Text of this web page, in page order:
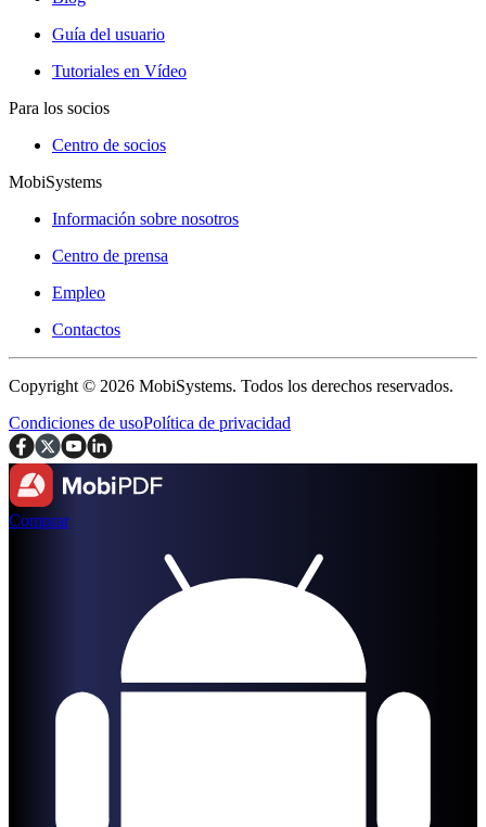
Guía del usuario
Tutoriales en Vídeo
Para los socios
Centro de socios
MobiSystems
Información sobre nosotros
Centro de prensa
Empleo
Contactos
Copyright © 2026 MobiSystems. Todos los derechos reservados.
Condiciones de usoPolítica de privacidad
Comprar